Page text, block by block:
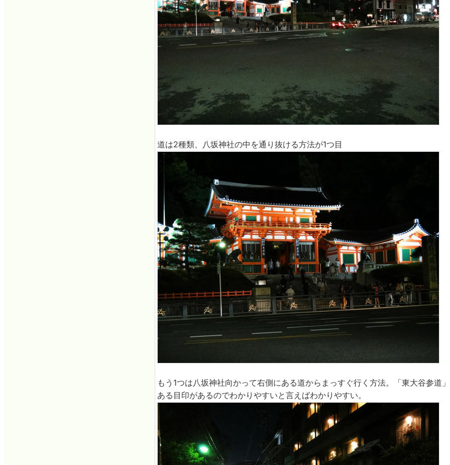
道は2種類、八坂神社の中を通り抜ける方法が1つ目
もう1つは八坂神社向かって右側にある道からまっすぐ行く方法。「東大谷参道
ある目印があるのでわかりやすいと言えばわかりやすい。